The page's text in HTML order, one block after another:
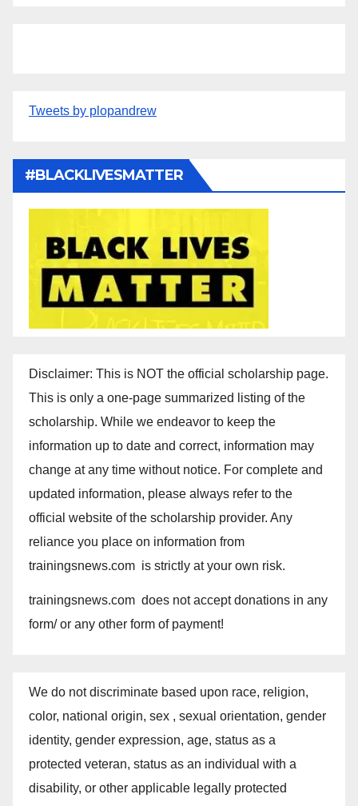
Tweets by plopandrew
#BLACKLIVESMATTER
Disclaimer: This is NOT the official scholarship page.
This is only a one-page summarized listing of the
scholarship. While we endeavor to keep the
information up to date and correct, information may
change at any time without notice. For complete and
updated information, please always refer to the
official website of the scholarship provider. Any
reliance you place on information from
trainingsnews.com is strictly at your own risk.
trainingsnews.com does not accept donations in any
form/ or any other form of payment!
We do not discriminate based upon race, religion,
color, national origin, sex , sexual orientation, gender
identity, gender expression, age, status as a
protected veteran, status as an individual with a
disability, or other applicable legally protected